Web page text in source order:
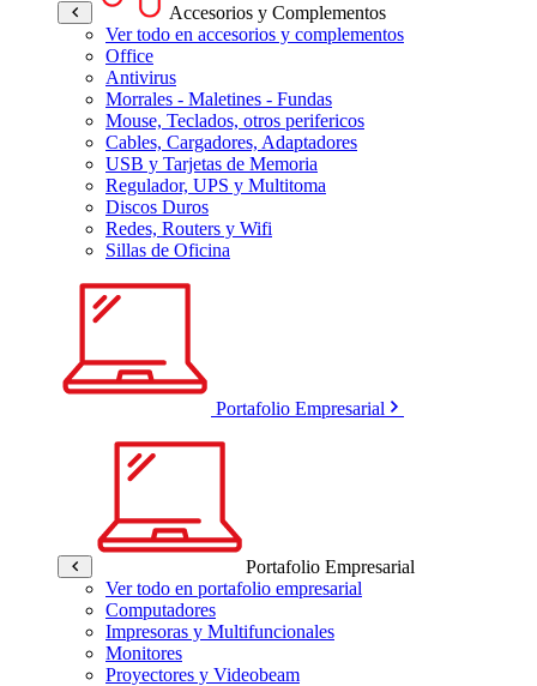
Accesorios y Complementos
Ver todo en accesorios y complementos
Office
Antivirus
Morrales - Maletines - Fundas
Mouse, Teclados, otros perifericos
Cables, Cargadores, Adaptadores
USB y Tarjetas de Memoria
Regulador, UPS y Multitoma
Discos Duros
Redes, Routers y Wifi
Sillas de Oficina
Portafolio Empresarial
Portafolio Empresarial
Ver todo en portafolio empresarial
Computadores
Impresoras y Multifuncionales
Monitores
Proyectores y Videobeam